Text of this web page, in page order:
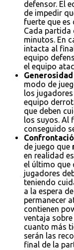
defensor. El
de impedir
fuerte que
Cada partida
minutos. En
intacta al
equipo
el equipo
modo de
los
equipo
que deben
los suyos. Al
conseguido
de juego que
en realidad
el último que
jugadores
teniendo
a la espera
permanecer
contienen
ventaja
cuanto más
serán las
final de la